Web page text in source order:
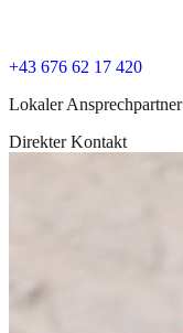
+43 676 62 17 420
Lokaler Ansprechpartner
Direkter Kontakt